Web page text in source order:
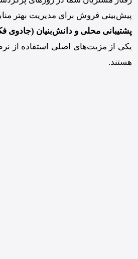
پیش‌بینی فروش برای مدیریت بهتر
پشتیبانی محلی و دانش‌بنیان (جادوی
یکی از مزیت‌های اصلی استفاده از
هستند.